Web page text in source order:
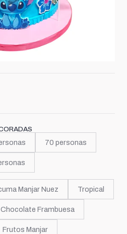
70 personas
Manjar Nuez Tropical
Chocolate Frambuesa
Frutos Manjar